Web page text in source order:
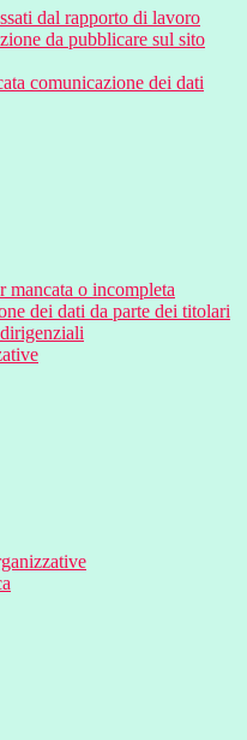
dal rapporto di lavoro
da pubblicare sul sito
comunicazione dei dati
mancata o incompleta
dei dati da parte dei titolari